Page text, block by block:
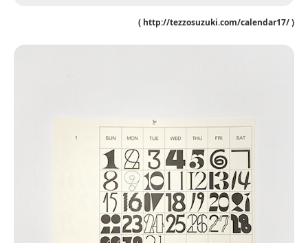
( http://tezzosuzuki.com/calendar17/ )